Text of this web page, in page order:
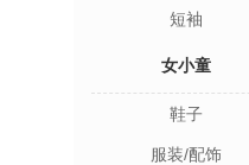
短袖
女小童
鞋子
服装/配饰